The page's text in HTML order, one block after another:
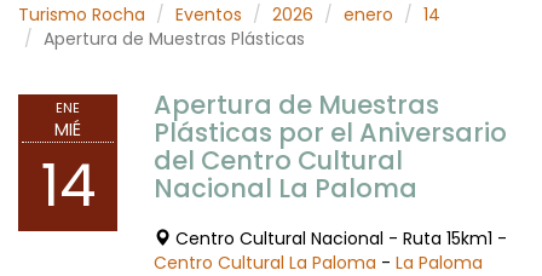
Turismo Rocha Eventos 2026 enero
14
Apertura de Muestras Plásticas
ENE
MIÉ
14
Apertura de Muestras
Plásticas por el Aniversario
del Centro Cultural
Nacional La Paloma
Centro Cultural Nacional - Ruta 15km1 -
Centro Cultural La Paloma - La Paloma